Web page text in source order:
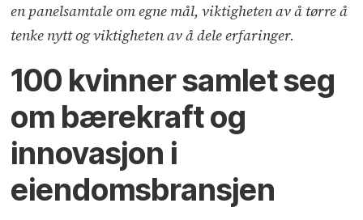
en panelsamtale om egne mål, viktigheten av å tørre å
tenke nytt og viktigheten av å dele erfaringer.
100 kvinner samlet seg
om bærekraft og
innovasjon i
eiendomsbransjen